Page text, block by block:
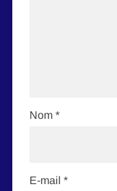
Nom *
E-mail *